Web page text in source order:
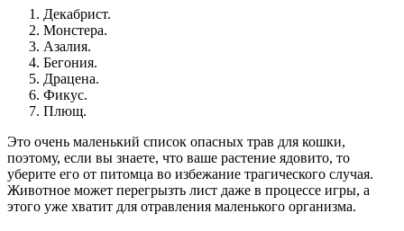
Декабрист.
Монстера.
Азалия.
Бегония.
Драцена.
Фикус.
Плющ.
Это очень маленький список опасных трав для кошки,
поэтому, если вы знаете, что ваше растение ядовито, то
уберите его от питомца во избежание трагического случая.
Животное может перегрызть лист даже в процессе игры, а
этого уже хватит для отравления маленького организма.